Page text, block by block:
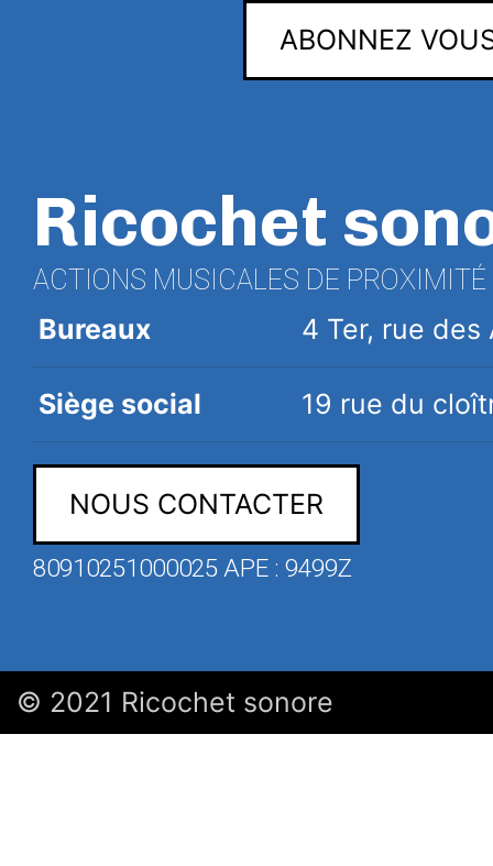
ABONNEZ
Ricochet
ACTIONS MUSICALES DE PROXIMITÉ
Bureaux 4 Ter, rue des
Siège social 19 rue du
NOUS CONTACTER
80910251000025 APE : 9499Z
© 2021 Ricochet sonore